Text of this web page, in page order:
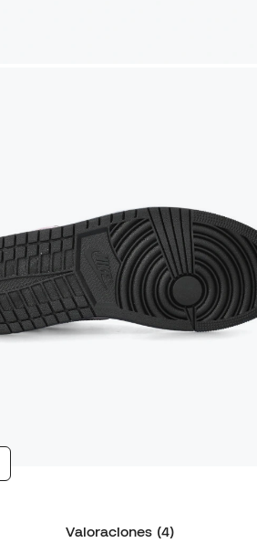
Valoraciones (4)